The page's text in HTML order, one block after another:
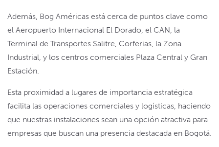
Además, Bog Américas está cerca de puntos clave como
el Aeropuerto Internacional El Dorado, el CAN, la
Terminal de Transportes Salitre, Corferias, la Zona
Industrial, y los centros comerciales Plaza Central y Gran
Estación.
Esta proximidad a lugares de importancia estratégica
facilita las operaciones comerciales y logísticas, haciendo
que nuestras instalaciones sean una opción atractiva para
empresas que buscan una presencia destacada en Bogotá.